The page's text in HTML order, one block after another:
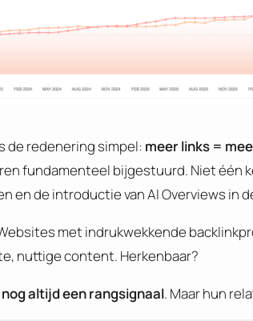
de redenering simpel: meer links =
fundamenteel bijgestuurd. Niet één
en de introductie van AI Overviews in
met indrukwekkende
nuttige content. Herkenbaar?
nog altijd een rangsignaal. Maar hun